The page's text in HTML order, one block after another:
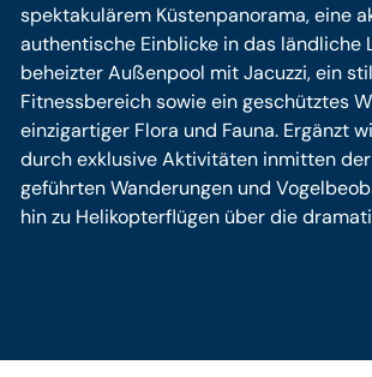
spektakulärem Küstenpanorama, eine
authentische Einblicke in das ländliche
beheizter Außenpool mit Jacuzzi, ein
Fitnessbereich sowie ein geschütztes
einzigartiger Flora und Fauna. Ergänzt
durch exklusive Aktivitäten inmitten
geführten Wanderungen und
hin zu Helikopterflügen über die